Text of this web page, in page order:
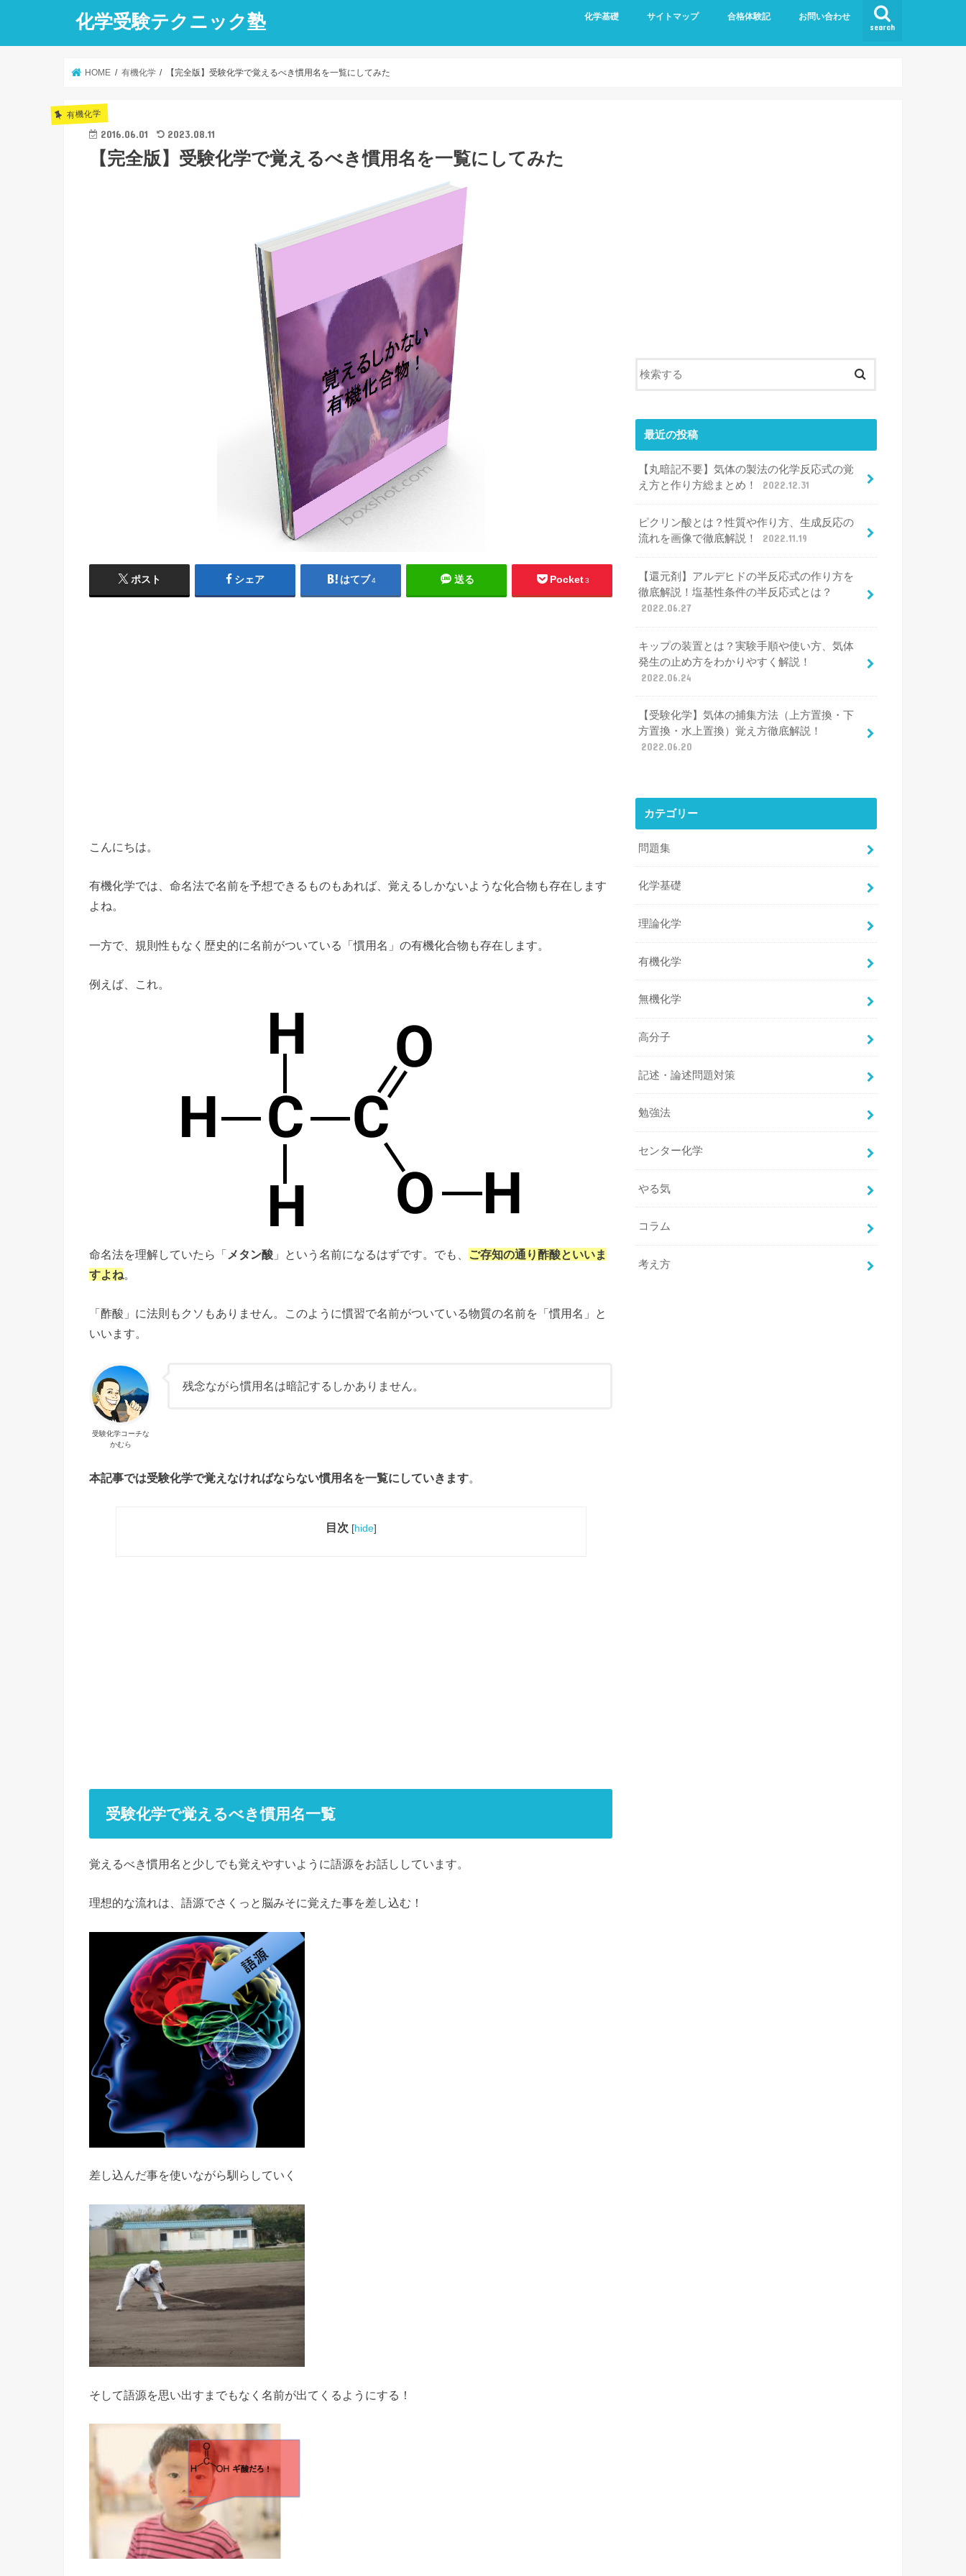
化学受験テクニック塾 search
化学基礎 サイトマップ 合格体験記 お問い合わせ
HOME 有機化学 【完全版】受験化学で覚えるべき慣用名を一覧にしてみた
有機化学
2016.06.01 2023.08.11
【完全版】受験化学で覚えるべき慣用名を一覧にしてみた
ポスト シェア はてブ4 送る Pocket3
こんにちは。
有機化学では、命名法で名前を予想できるものもあれば、覚えるしかないような化合物も存在します
よね。
一方で、規則性もなく歴史的に名前がついている「慣用名」の有機化合物も存在します。
例えば、これ。
命名法を理解していたら「 メタン酸 」という名前になるはずです。でも、
ご存知の通り酢酸といいま
すよね。
「酢酸」に法則もクソもありません。このように慣習で名前がついている物質の名前を「慣用名」と
いいます。
受験化学コーチな
かむら
残念ながら慣用名は暗記するしかありません。
本記事では受験化学で覚えなければならない慣用名を一覧にしていきます。
目次 [hide]
受験化学で覚えるべき慣用名一覧
覚えるべき慣用名と少しでも覚えやすいように語源をお話ししています。
理想的な流れは、語源でさくっと脳みそに覚えた事を差し込む！
差し込んだ事を使いながら馴らしていく
そして語源を思い出すまでもなく名前が出てくるようにする！
最近の投稿
【丸暗記不要】気体の製法の化学反応式の覚
え方と作り方総まとめ！
2022.12.31
ピクリン酸とは？性質や作り方、生成反応の
流れを画像で徹底解説！
2022.11.19
【還元剤】アルデヒドの半反応式の作り方を
徹底解説！塩基性条件の半反応式とは？
2022.06.27
キップの装置とは？実験手順や使い方、気体
発生の止め方をわかりやすく解説！
2022.06.24
【受験化学】気体の捕集方法（上方置換・下
方置換・水上置換）覚え方徹底解説！
2022.06.20
カテゴリー
問題集
化学基礎
理論化学
有機化学
無機化学
高分子
記述・論述問題対策
勉強法
センター化学
やる気
コラム
考え方